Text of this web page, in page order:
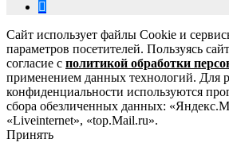
Сайт использует файлы Cookie и
параметров посетителей. Пользуясь
согласие с политикой обработки
применением данных технологий. Для
конфиденциальности используются
сбора обезличенных данных:
«Liveinternet», «top.Mail.ru».
Принять